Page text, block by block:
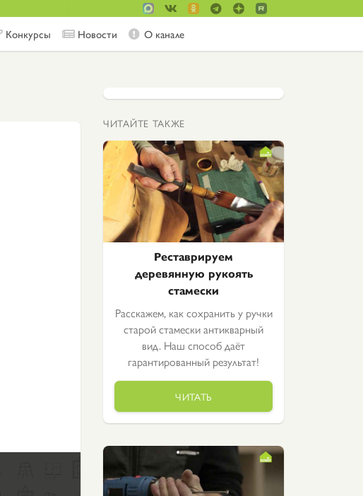
Конкурсы Новости О канале
ЧИТАЙТЕ ТАКЖЕ
Реставрируем
деревянную рукоять
стамески
Расскажем, как сохранить у ручки
старой стамески антикварный
вид. Наш способ даёт
гарантированный результат!
ЧИТАТЬ